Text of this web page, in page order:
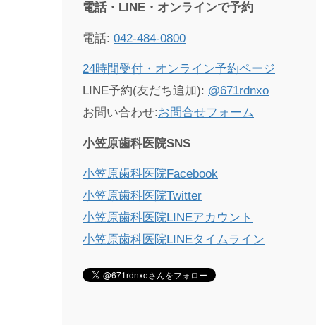
電話・LINE・オンラインで予約
電話: 042-484-0800
24時間受付・オンライン予約ページ
LINE予約(友だち追加): @671rdnxo
お問い合わせ:お問合せフォーム
小笠原歯科医院SNS
小笠原歯科医院Facebook
小笠原歯科医院Twitter
小笠原歯科医院LINEアカウント
小笠原歯科医院LINEタイムライン